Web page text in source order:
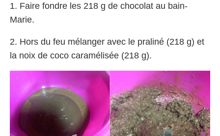
1. Faire fondre les 218 g de chocolat au bain-
Marie.
2. Hors du feu mélanger avec le praliné (218 g) et
la noix de coco caramélisée (218 g).